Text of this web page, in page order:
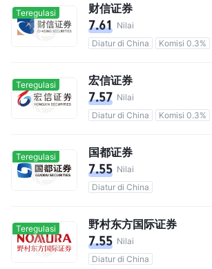
Teregulasi 财信证券
7.61 Nilai
Diatur di China
Komisi 0.3%
Teregulasi 宏信证券
7.57 Nilai
Diatur di China
Komisi 0.3%
Teregulasi 国都证券
7.55 Nilai
Diatur di China
Teregulasi 野村东方国际证券
7.55 Nilai
Diatur di China